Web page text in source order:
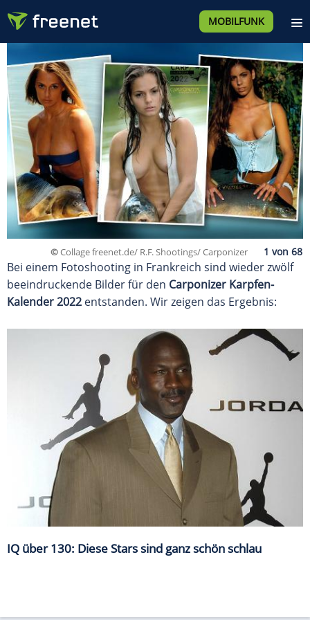
MOBILFUNK
©Collage freenet.de/ R.F. Shootings/ Carponizer
Bei einem Fotoshooting in Frankreich sind wieder zwölf
beeindruckende Bilder für den Carponizer Karpfen-
Kalender 2022 entstanden. Wir zeigen das Ergebnis:
IQ über 130: Diese Stars sind ganz schön schlau